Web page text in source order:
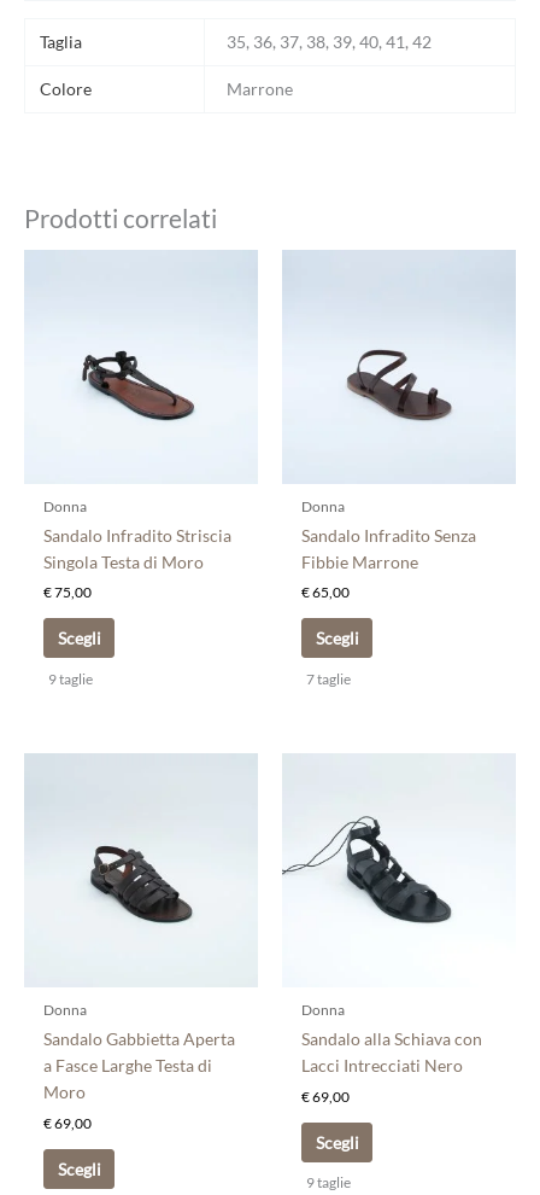
Taglia 35, 36, 37, 38, 39, 40, 41, 42
Colore Marrone
Prodotti correlati
Donna
Sandalo Infradito Striscia
Singola Testa di Moro
€75,00
Scegli
varianti.
Le
opzioni
nella
pagina
9 taglie
Donna
Sandalo Infradito Senza
Fibbie Marrone
€65,00
Scegli
varianti.
Le
opzioni
nella
7 taglie
Donna
Sandalo Gabbietta Aperta
a Fasce Larghe Testa di
Moro
€69,00
Scegli
più
varianti.
Le
opzioni
nella
pagina
Donna
Sandalo alla Schiava con
Lacci Intrecciati Nero
€69,00
Scegli
ha
più
varianti.
Le
opzioni
nella
pagina
9 taglie